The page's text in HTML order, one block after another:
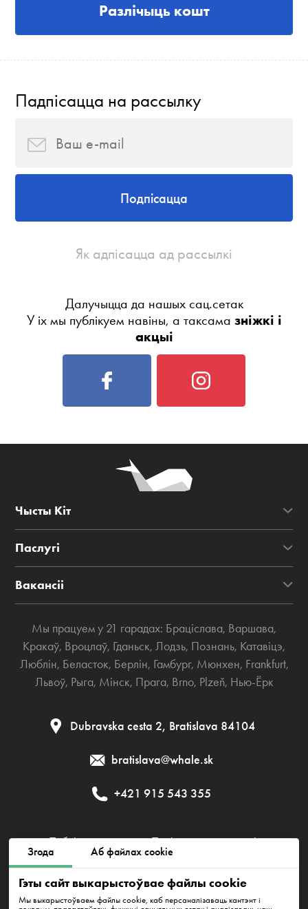
Згода Аб файлах cookie
Гэты сайт выкарыстоўвае файлы cookie
Мы выкарыстоўваем файлы cookie, каб персаналізаваць кантэнт і
Разлічыць кошт
Падпісацца на рассылку
Подпісацца
Як адпісацца ад рассылкі
Далучыцца да нашых сац.сетак
У іх мы публікуем навіны, а таксама зніжкі і
акцыі
Чысты Кіт
Паслугі
Вакансіі
Мы працуем у 21 гарадах: Браціслава, Варшава,
Кракаў, Вроцлаў, Гданьск, Лодзь, Познань, Катавіцэ,
Люблін, Беласток, Берлін, Гамбург, Мюнхен, Frankfurt,
Львоў, Рыга, Мінск, Прага, Brno, Plzeň, Нью-Ёрк
Dubravska cesta 2, Bratislava 84104
bratislava@whale.sk
+421 915 543 355
Публічная дамова Палітыка прыватнасці